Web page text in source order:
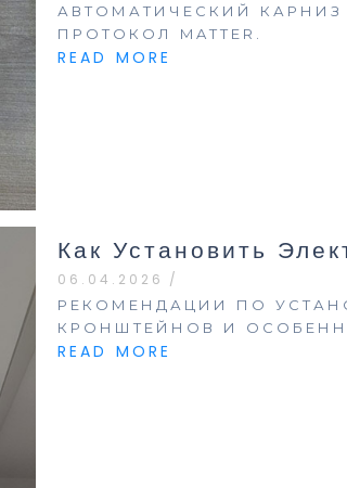
АВТОМАТИЧЕСКИЙ КАРНИЗ
ПРОТОКОЛ MATTER.
READ MORE
Как Установить
06.04.2026 /
РЕКОМЕНДАЦИИ ПО
КРОНШТЕЙНОВ И
READ MORE